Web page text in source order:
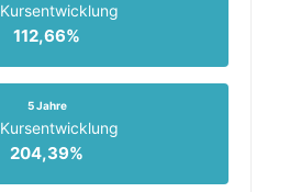
Kursentwicklung
112,66%
5 Jahre
Kursentwicklung
204,39%